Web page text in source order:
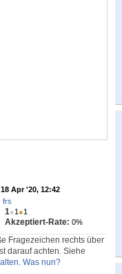
18 Apr '20, 12:42
frs
1●1 ●1
Akzeptiert-Rate: 0%
Fragezeichen rechts über
darauf achten. Siehe
Was nun?